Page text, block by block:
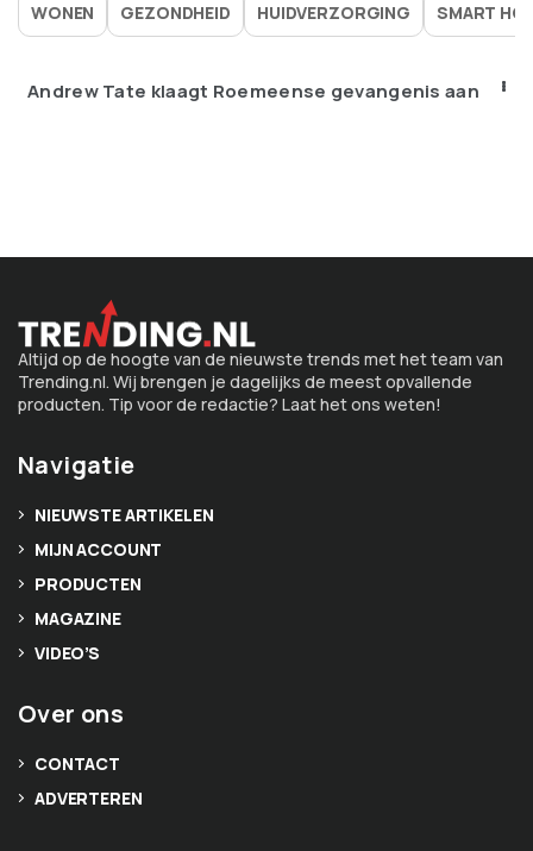
WONEN GEZONDHEID HUIDVERZORGING SMART
Andrew Tate klaagt Roemeense gevangenis aan
Altijd op de hoogte van de nieuwste trends met het team van
Trending.nl. Wij brengen je dagelijks de meest opvallende
producten. Tip voor de redactie? Laat het ons weten!
Navigatie
NIEUWSTE ARTIKELEN
MIJN ACCOUNT
PRODUCTEN
MAGAZINE
VIDEO’S
Over ons
CONTACT
ADVERTEREN